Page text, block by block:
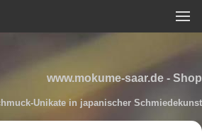
www.mokume-saar.de - Shop
Unikate in japanischer Schmiedekunst